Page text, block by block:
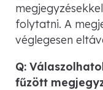
folytatni. A
véglegesen
Q:
fűzött